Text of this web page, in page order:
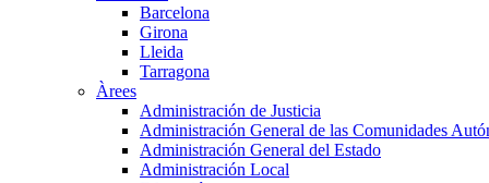
Barcelona
Girona
Lleida
Tarragona
Àrees
Administración de Justicia
Administración General de las Comunidades
Administración General del Estado
Administración Local